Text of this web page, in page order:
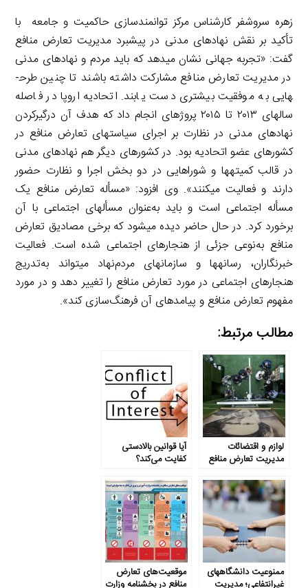
زهره سروشفر کارشناس مرکز توانمندسازی حاکمیت و جامعه با
تأکید بر نقش نهادهای مدنی در پیشبرد مدیریت تعارض منافع
گفت: «تجربه جهانی نشان می­دهد که باید مردم و نهادهای مدنی
در مدیریت تعارض منافع مشارکت داشته باشند تا چنین طرح­
هایی به موفقیت بیشتری دست یابند. اتحادیه اروپا در فاصله
سال­های ۲۰۱۳ تا ۲۰۱۵ پروژه­ای انجام داد که هدف آن درگیرکردن
نهادهای مدنی در نظارت بر اجرای سیاست­های تعارض منافع در
کشورهای عضو اتحادیه بود. در کشورهای دیگر هم نهادهای مدنی
در قالب کمیته­ها و شوراهایی در دو بخش اجرا و نظارت حضور
دارند و فعالیت می­کنند». وی افزود: «مسأله تعارض منافع یک
مسأله اجتماعی است و باید به‌عنوان مسأله­ای اجتماعی با آن
برخورد کرد. در حال حاضر دیده می­شود که برخی مصادیق تعارض
منافع به‌نوعی جزئی از هنجارهای اجتماعی شده است. فعالیت
خبرنگاران، رسانه­ها و سازمان­های مردم‌نهاد می­تواند به‌تدریج
هنجارهای اجتماعی در مورد تعارض منافع را تغییر دهد و در مورد
مفهوم تعارض منافع و پیامدهای آن فرهنگ‌سازی کند».
مطالب مرتبط:
لوازم و اقتضائات
مدیریت تعارض منافع
آیا قوانین بالادستی
کفایت می‌کند؟
ممنوعیت دانشگاههای
غیرانتفاعی؛ مدیریت
موقعیت‌های تعارض
منافع در بخشنامه وزارت